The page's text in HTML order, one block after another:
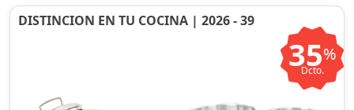
DISTINCION EN TU COCINA | 2026 - 39
35%
Dcto.